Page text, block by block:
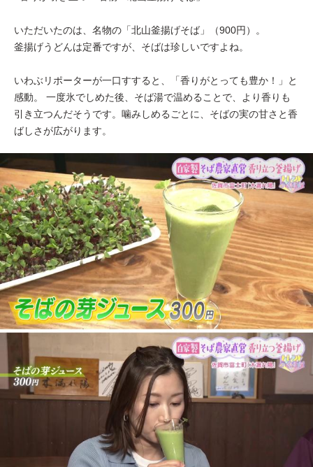
いただいたのは、名物の「北山釜揚げそば」（900円）。
釜揚げうどんは定番ですが、そばは珍しいですよね。
いわぶリポーターが一口すすると、「香りがとっても豊か！」と
感動。 一度氷でしめた後、そば湯で温めることで、より香りも
引き立つんだそうです。噛みしめるごとに、そばの実の甘さと香
ばしさが広がります。